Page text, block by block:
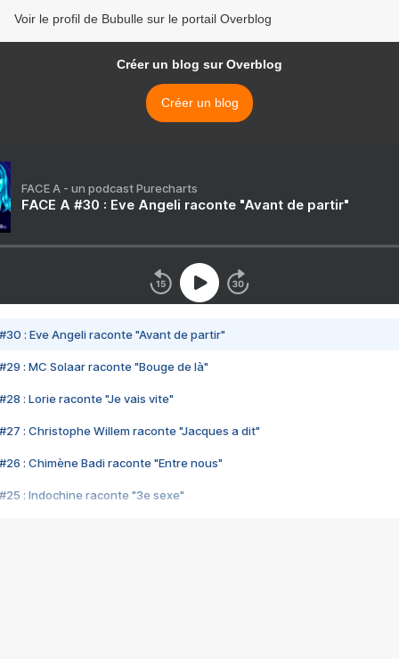
Voir le profil de Bubulle sur le portail Overblog
Créer un blog sur Overblog
Créer un blog
FACE A - un podcast Purecharts
FACE A #30 : Eve Angeli raconte "Avant de partir"
#30 : Eve Angeli raconte "Avant de partir"
#29 : MC Solaar raconte "Bouge de là"
#28 : Lorie raconte "Je vais vite"
#27 : Christophe Willem raconte "Jacques a dit"
#26 : Chimène Badi raconte "Entre nous"
#25 : Indochine raconte "3e sexe"